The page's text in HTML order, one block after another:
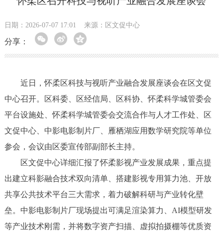
日期：2026-07-07 17:01 来源：区文促中心
分享：
近日，怀柔区科技与视听产业融合发展座谈会在区文促
中心召开。区科委、区经信局、区科协、怀柔科学城管委会
平台设施处、怀柔科学城管委会交流合作与人才工作处、区
文促中心、中影电影制片厂、雁栖湖应用数学研究院等单位
参会，会议由区委宣传部副部长主持。
区文促中心详细汇报了怀柔影视产业发展成果，重点提
出建立科影融合技术双向清单、搭建影视专用算力池、开放
共享公共技术平台三大需求，着力破解科研与产业转化壁
垒。中影电影制片厂现场提出可满足渲染算力、AI模型研发
等产业技术刚需，并将数字资产扫描、虚拟拍摄棚等优质资